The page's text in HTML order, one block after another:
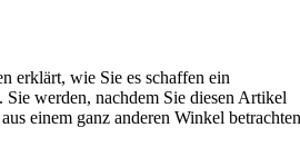
erklärt, wie Sie es schaffen ein
Sie werden, nachdem Sie diesen Artikel
einem ganz anderen Winkel betrachten